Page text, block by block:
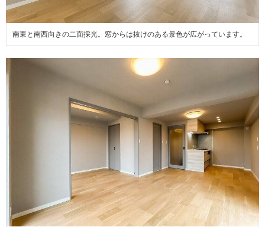
南東と南西向きの二面採光。窓からは抜けのある景色が広がっています。